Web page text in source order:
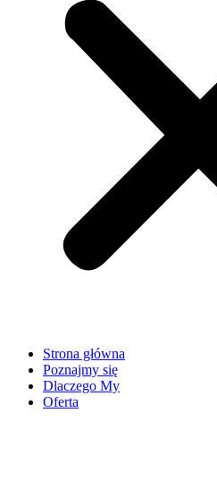
Strona główna
Poznajmy się
Dlaczego My
Oferta